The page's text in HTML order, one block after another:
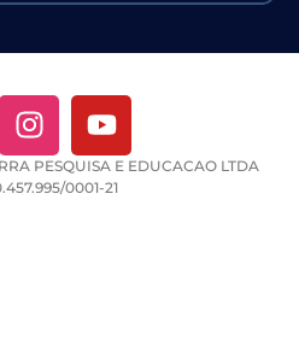
PESQUISA E EDUCACAO LTDA
0001-21